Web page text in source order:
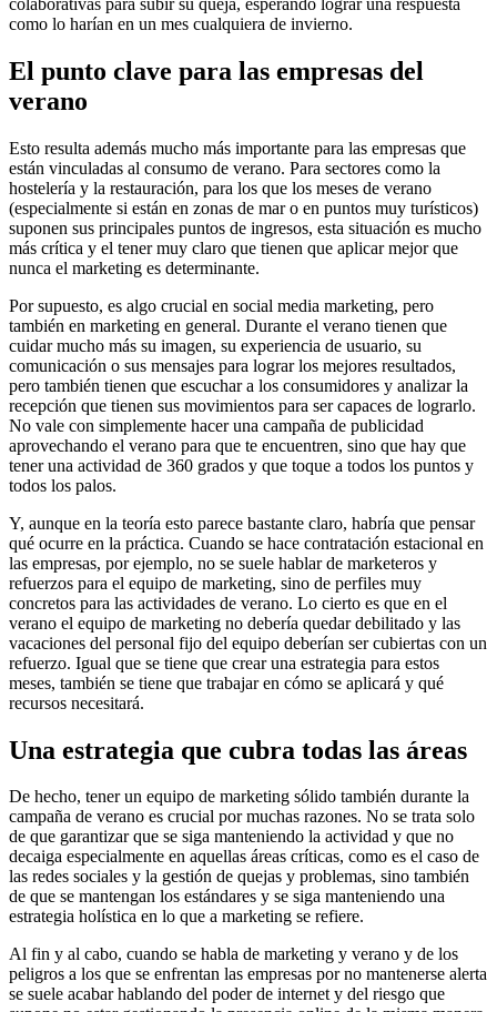
como lo harían en un mes cualquiera de invierno.
El punto clave para las empresas del
verano
Esto resulta además mucho más importante para las empresas que
están vinculadas al consumo de verano. Para sectores como la
hostelería y la restauración, para los que los meses de verano
(especialmente si están en zonas de mar o en puntos muy turísticos)
suponen sus principales puntos de ingresos, esta situación es mucho
más crítica y el tener muy claro que tienen que aplicar mejor que
nunca el marketing es determinante.
Por supuesto, es algo crucial en social media marketing, pero
también en marketing en general. Durante el verano tienen que
cuidar mucho más su imagen, su experiencia de usuario, su
comunicación o sus mensajes para lograr los mejores resultados,
pero también tienen que escuchar a los consumidores y analizar la
recepción que tienen sus movimientos para ser capaces de lograrlo.
No vale con simplemente hacer una campaña de publicidad
aprovechando el verano para que te encuentren, sino que hay que
tener una actividad de 360 grados y que toque a todos los puntos y
todos los palos.
Y, aunque en la teoría esto parece bastante claro, habría que pensar
qué ocurre en la práctica. Cuando se hace contratación estacional en
las empresas, por ejemplo, no se suele hablar de marketeros y
refuerzos para el equipo de marketing, sino de perfiles muy
concretos para las actividades de verano. Lo cierto es que en el
verano el equipo de marketing no debería quedar debilitado y las
vacaciones del personal fijo del equipo deberían ser cubiertas con un
refuerzo. Igual que se tiene que crear una estrategia para estos
meses, también se tiene que trabajar en cómo se aplicará y qué
recursos necesitará.
Una estrategia que cubra todas las áreas
De hecho, tener un equipo de marketing sólido también durante la
campaña de verano es crucial por muchas razones. No se trata solo
de que garantizar que se siga manteniendo la actividad y que no
decaiga especialmente en aquellas áreas críticas, como es el caso de
las redes sociales y la gestión de quejas y problemas, sino también
de que se mantengan los estándares y se siga manteniendo una
estrategia holística en lo que a marketing se refiere.
Al fin y al cabo, cuando se habla de marketing y verano y de los
peligros a los que se enfrentan las empresas por no mantenerse alerta
se suele acabar hablando del poder de internet y del riesgo que